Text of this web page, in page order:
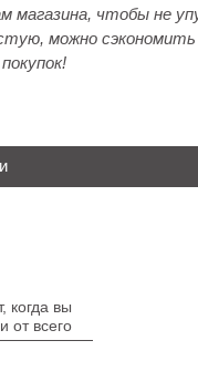
магазина, чтобы не
можно
когда вы
от всего